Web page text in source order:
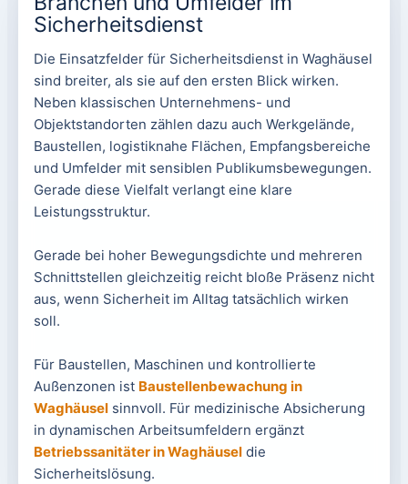
Sicherheitsdienst
Die Einsatzfelder für Sicherheitsdienst in Waghäusel
sind breiter, als sie auf den ersten Blick wirken.
Neben klassischen Unternehmens- und
Objektstandorten zählen dazu auch Werkgelände,
Baustellen, logistiknahe Flächen, Empfangsbereiche
und Umfelder mit sensiblen Publikumsbewegungen.
Gerade diese Vielfalt verlangt eine klare
Leistungsstruktur.
Gerade bei hoher Bewegungsdichte und mehreren
Schnittstellen gleichzeitig reicht bloße Präsenz nicht
aus, wenn Sicherheit im Alltag tatsächlich wirken
soll.
Für Baustellen, Maschinen und kontrollierte
Außenzonen ist Baustellenbewachung in
Waghäuselsinnvoll. Für medizinische Absicherung
in dynamischen Arbeitsumfeldern ergänzt
Betriebssanitäter in Waghäuseldie
Sicherheitslösung.